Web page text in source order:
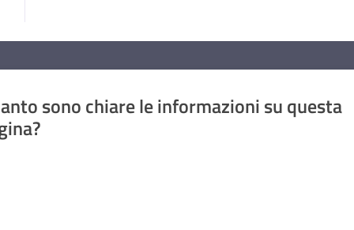
sono chiare le informazioni su questa